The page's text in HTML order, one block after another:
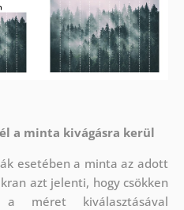
a minta kivágásra kerül
esetében a minta az adott
azt jelenti, hogy csökken
méret kiválasztásával